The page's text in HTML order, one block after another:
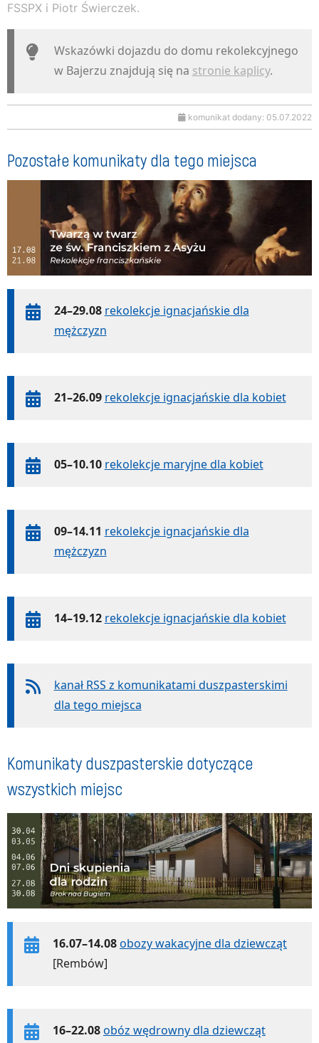
FSSPX i Piotr Świerczek.
Wskazówki dojazdu do domu rekolekcyjnego
w Bajerzu znajdują się na stronie kaplicy.
komunikat dodany: 05.07.2022
Pozostałe komunikaty dla tego miejsca
24–29.08 rekolekcje ignacjańskie dla
mężczyzn
21–26.09 rekolekcje ignacjańskie dla kobiet
05–10.10 rekolekcje maryjne dla kobiet
09–14.11 rekolekcje ignacjańskie dla
mężczyzn
14–19.12 rekolekcje ignacjańskie dla kobiet
kanał RSS z komunikatami duszpasterskimi
dla tego miejsca
Komunikaty duszpasterskie dotyczące
wszystkich miejsc
16.07–14.08obozy wakacyjne dla dziewcząt
[Rembów]
16–22.08obóz wędrowny dla dziewcząt